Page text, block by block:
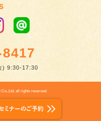
) 9:30-17:30
all rights reserved.